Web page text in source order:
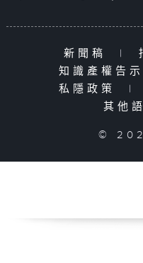
新聞稿 |
知識產權告示
私隱政策
|
其他
©